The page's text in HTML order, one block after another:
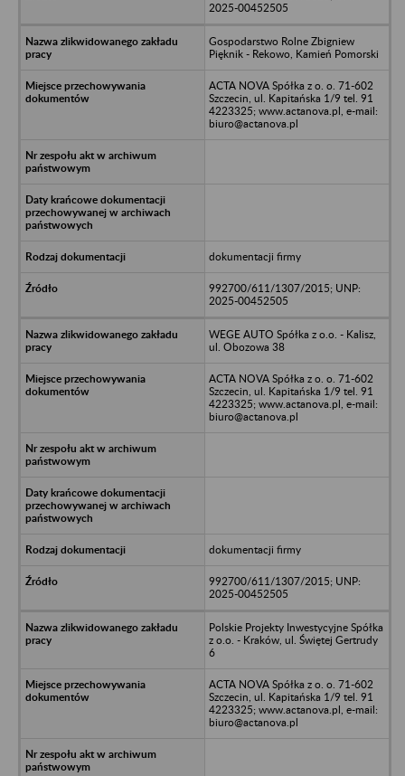
2025-00452505
Gospodarstwo Rolne Zbigniew
Pięknik - Rekowo, Kamień Pomorski
ACTA NOVA Spółka z o. o. 71-602
Szczecin, ul. Kapitańska 1/9 tel. 91
4223325; www.actanova.pl, e-mail:
biuro@actanova.pl
dokumentacji firmy
992700/611/1307/2015; UNP:
2025-00452505
WEGE AUTO Spółka z o.o. - Kalisz,
ul. Obozowa 38
ACTA NOVA Spółka z o. o. 71-602
Szczecin, ul. Kapitańska 1/9 tel. 91
4223325; www.actanova.pl, e-mail:
biuro@actanova.pl
dokumentacji firmy
992700/611/1307/2015; UNP:
2025-00452505
Polskie Projekty Inwestycyjne Spółka
z o.o. - Kraków, ul. Świętej Gertrudy
6
ACTA NOVA Spółka z o. o. 71-602
Szczecin, ul. Kapitańska 1/9 tel. 91
4223325; www.actanova.pl, e-mail:
biuro@actanova.pl